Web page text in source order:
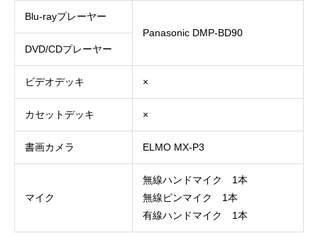
Blu-rayプレーヤー
Panasonic DMP-BD90
DVD/CDプレーヤー
ビデオデッキ ×
カセットデッキ ×
書画カメラ ELMO MX-P3
マイク
無線ハンドマイク 1本
無線ピンマイク 1本
有線ハンドマイク 1本